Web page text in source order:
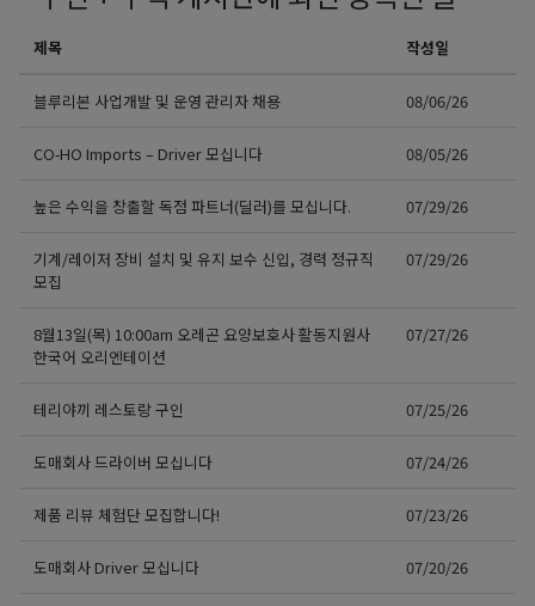
제목 작성일
블루리본 사업개발 및 운영 관리자 채용 08/06/26
CO-HO Imports – Driver 모십니다 08/05/26
높은 수익을 창출할 독점 파트너(딜러)를 모십니다. 07/29/26
기계/레이저 장비 설치 및 유지 보수 신입, 경력 정규직
모집
07/29/26
8월13일(목) 10:00am 오레곤 요양보호사 활동지원사
한국어 오리엔테이션
07/27/26
테리야끼 레스토랑 구인 07/25/26
도매회사 드라이버 모십니다 07/24/26
제품 리뷰 체험단 모집합니다! 07/23/26
도매회사 Driver 모십니다 07/20/26